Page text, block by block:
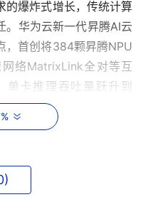
的爆炸式增长，传统计算
。华为云新一代昇腾AI云
首创将384颗昇腾NPU
络MatrixLink全对等互
单卡推理吞吐量跃升到
提升近4倍。超节点架构
型的推理，可以实现“一
持“一卡一算子任务”，
，减少等待，将算力有效
)